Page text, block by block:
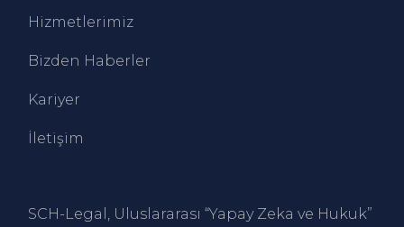
Hizmetlerimiz
Bizden Haberler
Kariyer
İletişim
SCH-Legal, Uluslararası “Yapay Zeka ve Hukuk”